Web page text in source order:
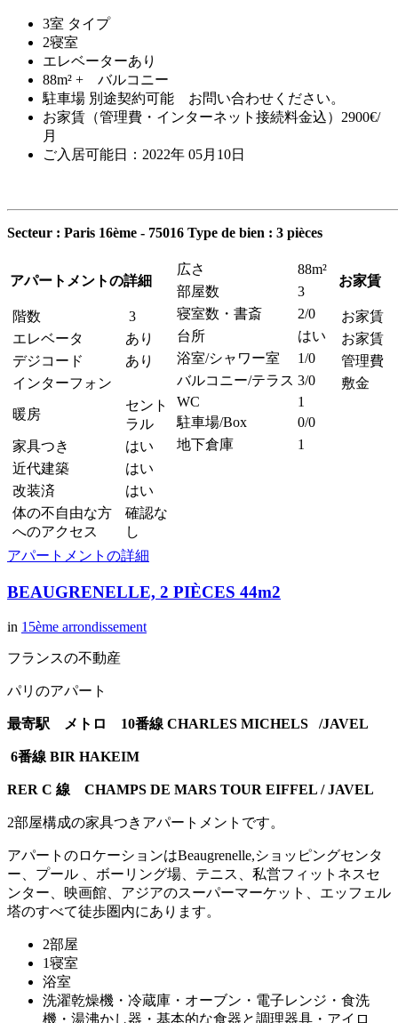
3室 タイプ
2寝室
エレベーターあり
88m² + バルコニー
駐車場 別途契約可能 お問い合わせください。
お家賃（管理費・インターネット接続料金込）2900€/
月
ご入居可能日：2022年 05月10日
Secteur : Paris 16ème - 75016 Type de bien : 3 pièces
アパートメントの詳細
階数
3
エレベータ
あり
デジコード
あり
インターフォン
暖房
セント
ラル
家具つき
はい
近代建築
はい
改装済
はい
体の不自由な方
へのアクセス
確認な
し
広さ
88m²
部屋数
3
寝室数・書斎
2/0
台所
はい
浴室/シャワー室
1/0
バルコニー/テラス 3/0
WC
1
駐車場/Box
0/0
地下倉庫
1
お家賃
お家賃
お家賃
管理費
敷金
アパートメントの詳細
BEAUGRENELLE, 2 PIÈCES 44m2
in 15ème arrondissement
フランスの不動産
パリのアパート
最寄駅 メトロ 10番線 CHARLES MICHELS /JAVEL
6番線 BIR HAKEIM
RER C 線 CHAMPS DE MARS TOUR EIFFEL / JAVEL
2部屋構成の家具つきアパートメントです。
アパートのロケーションはBeaugrenelle,ショッピングセンタ
ー、プール 、ボーリング場、テニス、私営フィットネスセ
ンター、映画館、アジアのスーパーマーケット、エッフェル
塔のすべて徒歩圏内にあります。
2部屋
1寝室
浴室
洗濯乾燥機・冷蔵庫・オーブン・電子レンジ・食洗
機・湯沸かし器・基本的な食器と調理器具・アイロ